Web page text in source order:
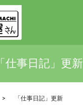
「仕事日記」更新
「仕事日記」更新